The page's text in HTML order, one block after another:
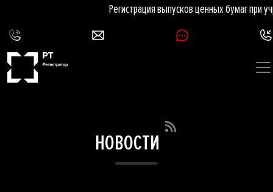
Регистрация выпусков ценных бумаг при
НОВОСТИ